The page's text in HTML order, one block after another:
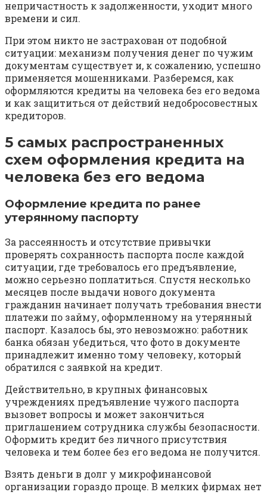
непричастность к задолженности, уходит много
времени и сил.
При этом никто не застрахован от подобной
ситуации: механизм получения денег по чужим
документам существует и, к сожалению, успешно
применяется мошенниками. Разберемся, как
оформляются кредиты на человека без его ведома
и как защититься от действий недобросовестных
кредиторов.
5 самых распространенных
схем оформления кредита на
человека без его ведома
Оформление кредита по ранее
утерянному паспорту
За рассеянность и отсутствие привычки
проверять сохранность паспорта после каждой
ситуации, где требовалось его предъявление,
можно серьезно поплатиться. Спустя несколько
месяцев после выдачи нового документа
гражданин начинает получать требования внести
платежи по займу, оформленному на утерянный
паспорт. Казалось бы, это невозможно: работник
банка обязан убедиться, что фото в документе
принадлежит именно тому человеку, который
обратился с заявкой на кредит.
Действительно, в крупных финансовых
учреждениях предъявление чужого паспорта
вызовет вопросы и может закончиться
приглашением сотрудника службы безопасности.
Оформить кредит без личного присутствия
человека и тем более без его ведома не получится.
Взять деньги в долг у микрофинансовой
организации гораздо проще. В мелких фирмах нет